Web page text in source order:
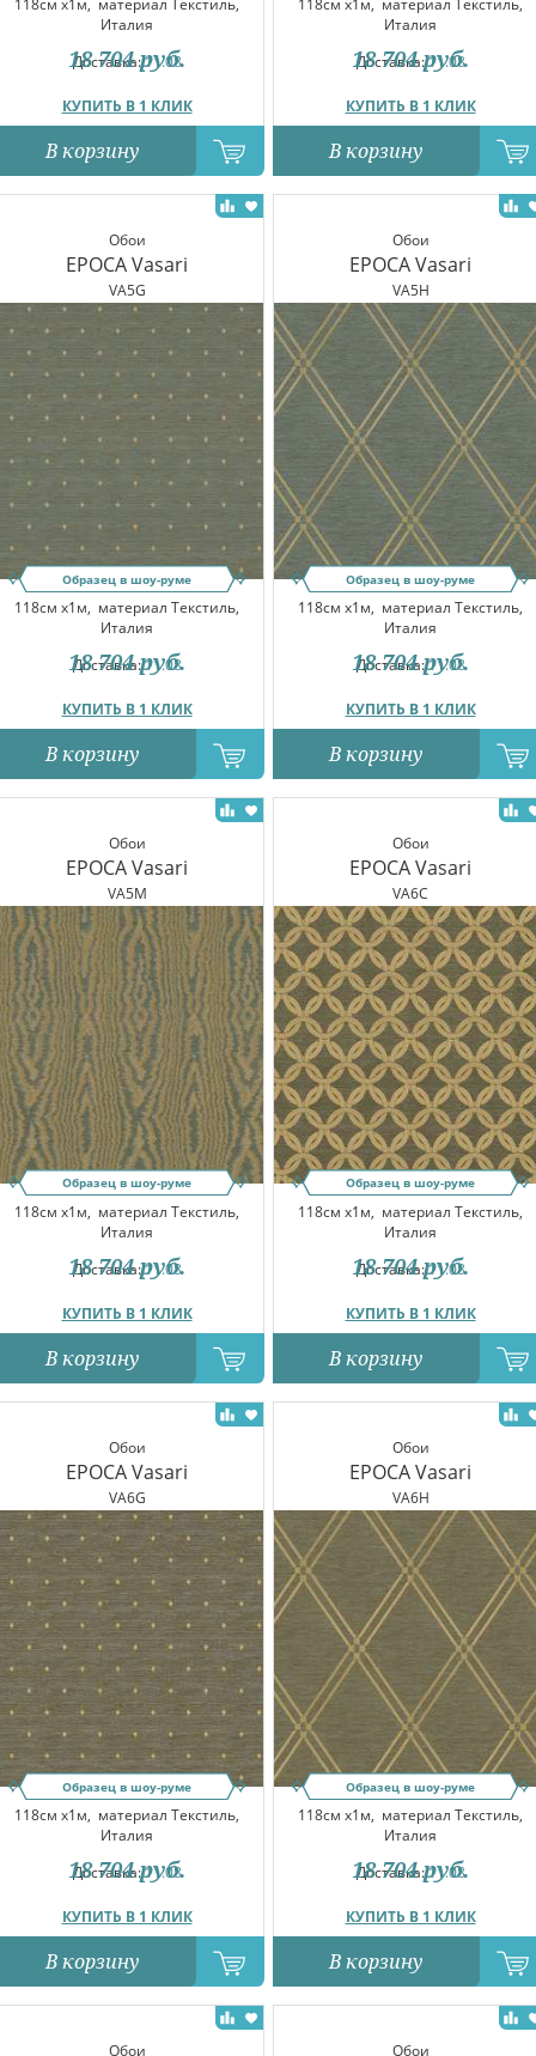
Италия
Доставка:11.08
КУПИТЬ В 1 КЛИК
18 704 руб.
В корзину
Италия
Доставка:11.08
КУПИТЬ В 1 КЛИК
18 704 руб.
В корзину
Обои
EPOCA Vasari
VA5G
Образец в шоу-руме
118см x1м, материал Текстиль,
Италия
Доставка:11.08
КУПИТЬ В 1 КЛИК
18 704 руб.
В корзину
Обои
EPOCA Vasari
VA5H
Образец в шоу-руме
118см x1м, материал Текстиль,
Италия
Доставка:11.08
КУПИТЬ В 1 КЛИК
18 704 руб.
В корзину
Обои
EPOCA Vasari
VA5M
Образец в шоу-руме
118см x1м, материал Текстиль,
Италия
Доставка:11.08
КУПИТЬ В 1 КЛИК
18 704 руб.
В корзину
Обои
EPOCA Vasari
VA6C
Образец в шоу-руме
118см x1м, материал Текстиль,
Италия
Доставка:11.08
КУПИТЬ В 1 КЛИК
18 704 руб.
В корзину
Обои
EPOCA Vasari
VA6G
Образец в шоу-руме
118см x1м, материал Текстиль,
Италия
Доставка:11.08
КУПИТЬ В 1 КЛИК
18 704 руб.
В корзину
Обои
EPOCA Vasari
VA6H
Образец в шоу-руме
118см x1м, материал Текстиль,
Италия
Доставка:11.08
КУПИТЬ В 1 КЛИК
18 704 руб.
В корзину
Обои Обои